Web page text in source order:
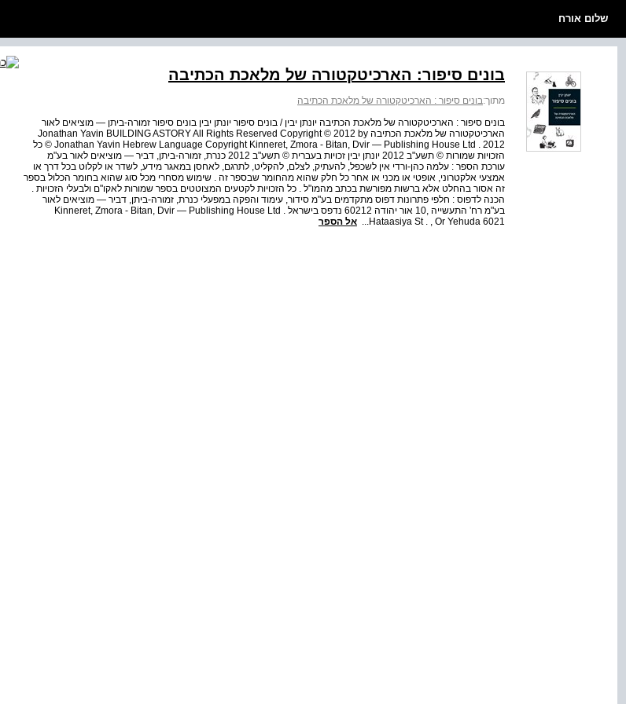
שלום אורח
בונים סיפור: הארכיטקטורה של מלאכת הכתיבה
מתוך:בונים סיפור : הארכיטקטורה של מלאכת הכתיבה
בונים סיפור : הארכיטקטורה של מלאכת הכתיבה יונתן יבין / בונים סיפור יונתן יבין בונים סיפור זמורה-ביתן — מוציאים לאור
הארכיטקטורה של מלאכת הכתיבה Jonathan Yavin BUILDING ASTORY All Rights Reserved Copyright © 2012 by
Jonathan Yavin Hebrew Language Copyright Kinneret, Zmora - Bitan, Dvir — Publishing House Ltd . 2012 © כל
הזכויות שמורות © תשע"ב 2012 יונתן יבין זכויות בעברית © תשע"ב 2012 כנרת, זמורה-ביתן, דביר — מוציאים לאור בע"מ
עורכת הספר : עלמה כהן-ורדי אין לשכפל, להעתיק, לצלם, להקליט, לתרגם, לאחסן במאגר מידע, לשדר או לקלוט בכל דרך או
אמצעי אלקטרוני, אופטי או מכני או אחר כל חלק שהוא מהחומר שבספר זה . שימוש מסחרי מכל סוג שהוא בחומר הכלול בספר
זה אסור בהחלט אלא ברשות מפורשת בכתב מהמו"ל . כל הזכויות לקטעים המצוטטים בספר שמורות לאקו"ם ולבעלי הזכויות .
הכנה לדפוס : חלפי פתרונות דפוס מתקדמים בע"מ סידור, עימוד והפקה במפעלי כנרת, זמורה-ביתן, דביר — מוציאים לאור
בע"מ רח' התעשייה ,10 אור יהודה 60212 נדפס בישראל . Kinneret, Zmora - Bitan, Dvir — Publishing House Ltd
Hataasiya St . , Or Yehuda 6021...
אל הספר